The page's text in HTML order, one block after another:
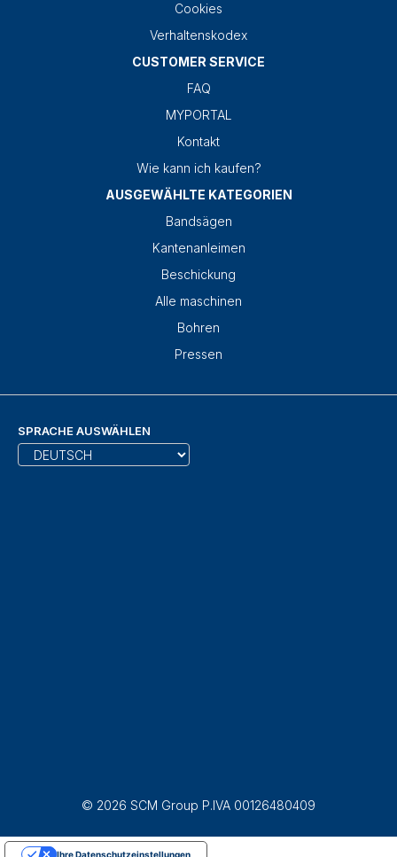
Cookies
Verhaltenskodex
CUSTOMER SERVICE
FAQ
MYPORTAL
Kontakt
Wie kann ich kaufen?
AUSGEWÄHLTE KATEGORIEN
Bandsägen
Kantenanleimen
Beschickung
Alle maschinen
Bohren
Pressen
SPRACHE AUSWÄHLEN
© 2026 SCM Group P.IVA 00126480409
Ihre Datenschutzeinstellungen